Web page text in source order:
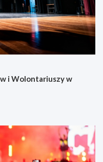
i Wolontariuszy w